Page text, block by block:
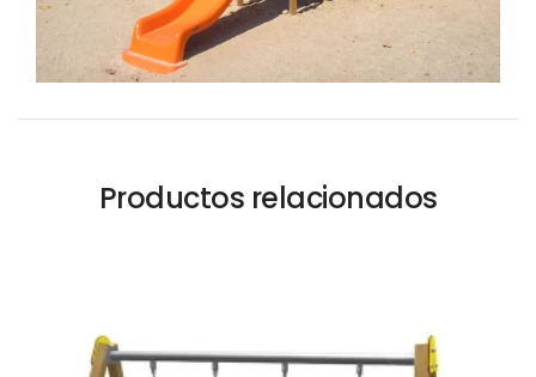
Productos relacionados